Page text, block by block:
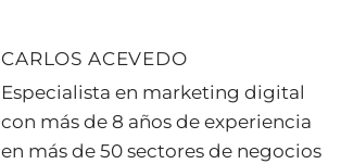
CARLOS ACEVEDO
Especialista en marketing digital
con más de 8 años de experiencia
en más de 50 sectores de negocios